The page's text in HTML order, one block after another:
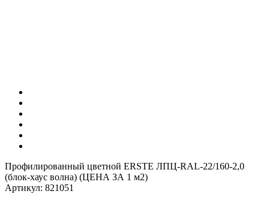
Профилированный цветной ERSTE ЛПЦ-RAL-22/160-2,0
(блок-хаус волна) (ЦЕНА ЗА 1 м2)
Артикул: 821051